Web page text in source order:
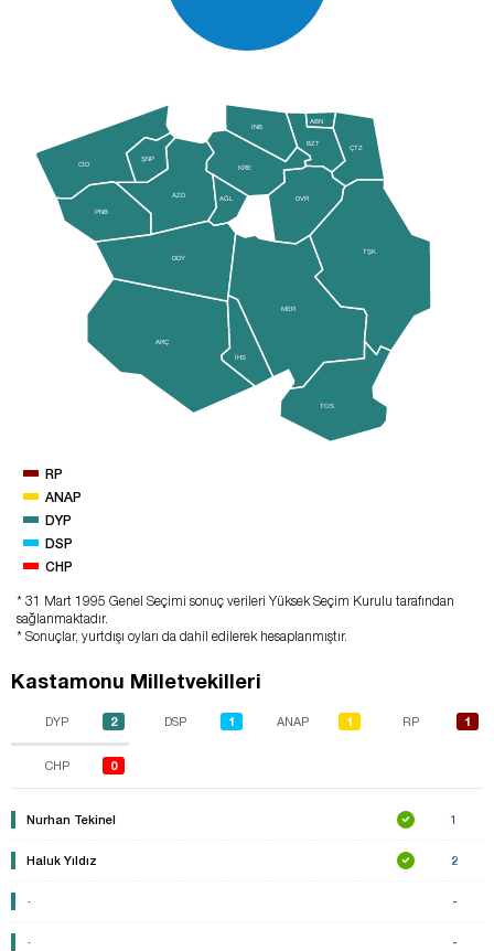
ABN
ARÇ
AZD
BZT
CİD
ÇTZ
DDY
DVR
İNB
MER
KRE
TŞK
TOS
İHS
PNB
ŞNP
AĞL
RP
ANAP
DYP
DSP
CHP
* 31 Mart 1995 Genel Seçimi sonuç verileri Yüksek Seçim Kurulu tarafından
sağlanmaktadır.
* Sonuçlar, yurtdışı oyları da dahil edilerek hesaplanmıştır.
Kastamonu Milletvekilleri
DYP 2 DSP 1 ANAP 1 RP 1
CHP 0
Nurhan Tekinel 1
Haluk Yıldız 2
- -
- -